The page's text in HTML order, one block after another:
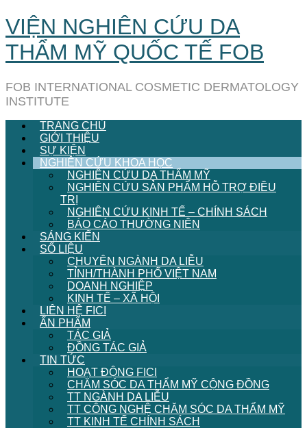
Skip
to
content
VIỆN NGHIÊN CỨU DA
THẨM MỸ QUỐC TẾ FOB
FOB INTERNATIONAL COSMETIC DERMATOLOGY
INSTITUTE
TRANG CHỦ
GIỚI THIỆU
SỰ KIỆN
NGHIÊN CỨU KHOA HỌC
NGHIÊN CỨU DA THẨM MỸ
NGHIÊN CỨU SẢN PHẨM HỖ TRỢ ĐIỀU
TRỊ
NGHIÊN CỨU KINH TẾ – CHÍNH SÁCH
BÁO CÁO THƯỜNG NIÊN
SÁNG KIẾN
SỐ LIỆU
CHUYÊN NGÀNH DA LIỄU
TỈNH/THÀNH PHỐ VIỆT NAM
DOANH NGHIỆP
KINH TẾ – XÃ HỘI
LIÊN HỆ FICI
ẤN PHẨM
TÁC GIẢ
ĐỒNG TÁC GIẢ
TIN TỨC
HOẠT ĐỘNG FICI
CHĂM SÓC DA THẨM MỸ CỘNG ĐỒNG
TT NGÀNH DA LIỄU
TT CÔNG NGHỆ CHĂM SÓC DA THẨM MỸ
TT KINH TẾ CHÍNH SÁCH